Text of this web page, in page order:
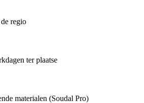
regio
ter plaatse
materialen (Soudal Pro)